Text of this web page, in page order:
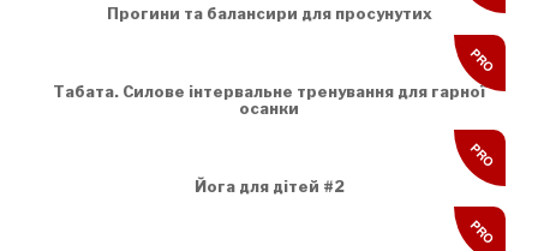
Прогини та балансири для просунутих
Табата. Силове інтервальне тренування для гарної
осанки
PRO
Йога для дітей #2
PRO
PRO